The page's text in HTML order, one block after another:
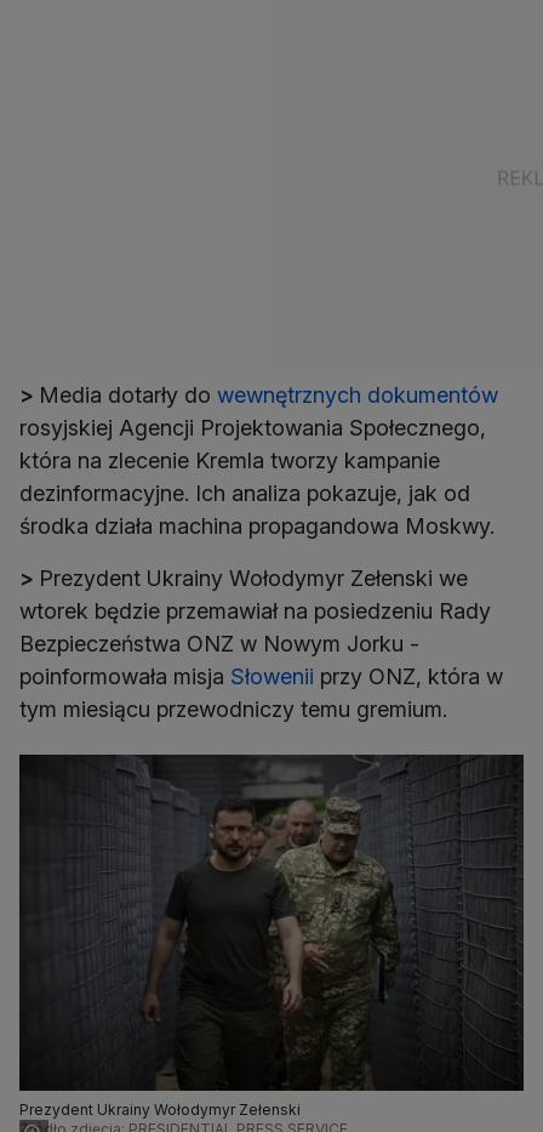
> Media dotarły do wewnętrznych dokumentów
rosyjskiej Agencji Projektowania Społecznego,
która na zlecenie Kremla tworzy kampanie
dezinformacyjne. Ich analiza pokazuje, jak od
środka działa machina propagandowa Moskwy.
> Prezydent Ukrainy Wołodymyr Zełenski we
wtorek będzie przemawiał na posiedzeniu Rady
Bezpieczeństwa ONZ w Nowym Jorku -
poinformowała misja Słowenii przy ONZ, która w
tym miesiącu przewodniczy temu gremium.
Prezydent Ukrainy Wołodymyr Zełenski